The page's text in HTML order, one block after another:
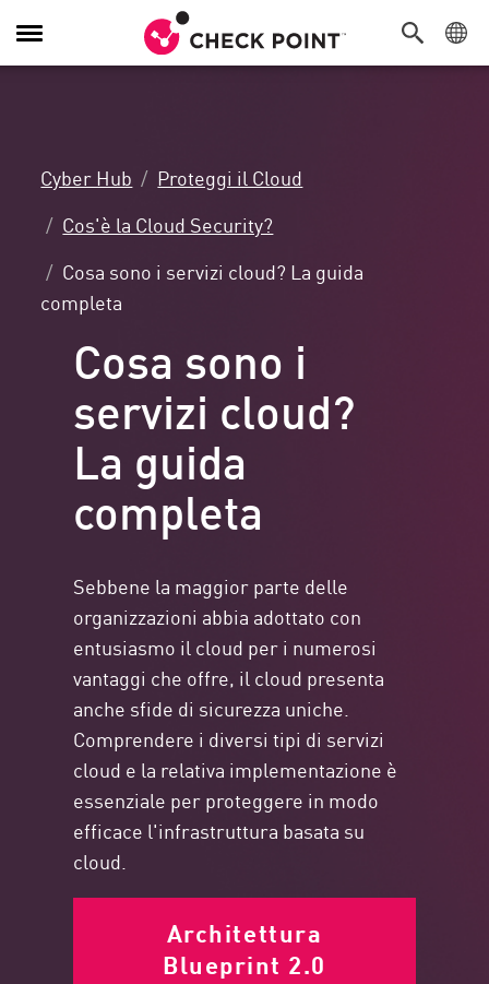
Attiva/Disattiva
navigazione
Cyber Hub
Proteggi il Cloud
Cos'è la Cloud Security?
Cosa sono i servizi cloud? La guida
completa
Cosa sono i
servizi cloud?
La guida
completa
Sebbene la maggior parte delle
organizzazioni abbia adottato con
entusiasmo il cloud per i numerosi
vantaggi che offre, il cloud presenta
anche sfide di sicurezza uniche.
Comprendere i diversi tipi di servizi
cloud e la relativa implementazione è
essenziale per proteggere in modo
efficace l'infrastruttura basata su
cloud.
Architettura
Blueprint 2.0